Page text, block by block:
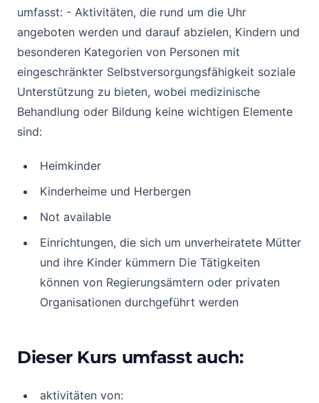
umfasst: - Aktivitäten, die rund um die Uhr
angeboten werden und darauf abzielen, Kindern und
besonderen Kategorien von Personen mit
eingeschränkter Selbstversorgungsfähigkeit soziale
Unterstützung zu bieten, wobei medizinische
Behandlung oder Bildung keine wichtigen Elemente
sind:
Heimkinder
Kinderheime und Herbergen
Not available
Einrichtungen, die sich um unverheiratete Mütter
und ihre Kinder kümmern Die Tätigkeiten
können von Regierungsämtern oder privaten
Organisationen durchgeführt werden
Dieser Kurs umfasst auch:
aktivitäten von: